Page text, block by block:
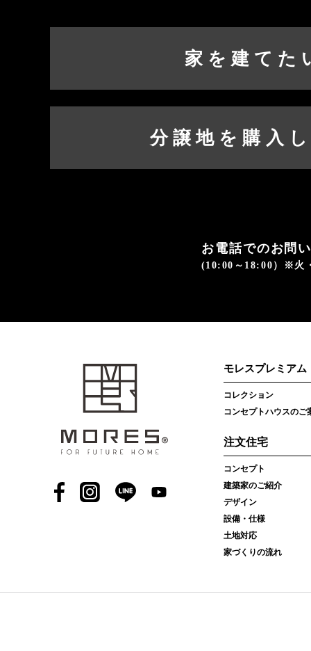
家を建てた
分譲地を購入
お電話でのお問
(10:00～18:00）※火
モレスプレミアム
コレクション
コンセプトハウスのご
注文住宅
コンセプト
建築家のご紹介
デザイン
設備・仕様
土地対応
家づくりの流れ
FacebookInstagram
LINE YouTube